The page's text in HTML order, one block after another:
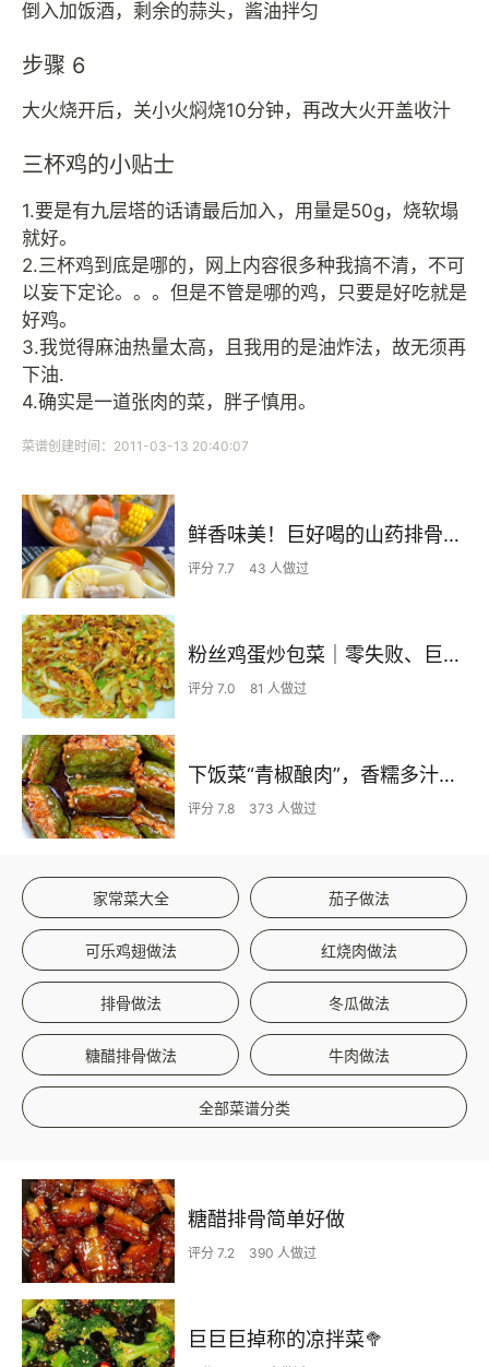
倒入加饭酒，剩余的蒜头，酱油拌匀
步骤 6
大火烧开后，关小火焖烧10分钟，再改大火开盖收汁
三杯鸡的小贴士
1.要是有九层塔的话请最后加入，用量是50g，烧软塌
就好。
2.三杯鸡到底是哪的，网上内容很多种我搞不清，不可
以妄下定论。。。但是不管是哪的鸡，只要是好吃就是
好鸡。
3.我觉得麻油热量太高，且我用的是油炸法，故无须再
下油.
4.确实是一道张肉的菜，胖子慎用。
菜谱创建时间：2011-03-13 20:40:07
鲜香味美！巨好喝的山药排骨汤！！
评分 7.7 43 人做过
粉丝鸡蛋炒包菜｜零失败、巨下饭
评分 7.0 81 人做过
下饭菜“青椒酿肉”，香糯多汁鲜嫩下饭
评分 7.8 373 人做过
家常菜大全 茄子做法
可乐鸡翅做法 红烧肉做法
排骨做法 冬瓜做法
糖醋排骨做法 牛肉做法
全部菜谱分类
糖醋排骨简单好做
评分 7.2 390 人做过
巨巨巨掉称的凉拌菜🥦